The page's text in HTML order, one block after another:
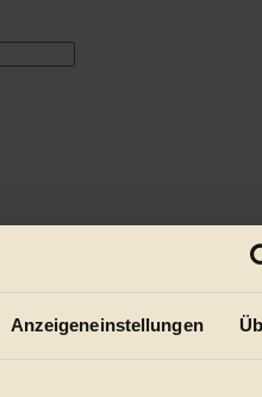
Anzeigeneinstellungen